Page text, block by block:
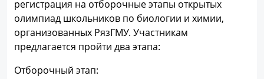
регистрация на отборочные этапы открытых
олимпиад школьников по биологии и химии,
организованных РязГМУ. Участникам
предлагается пройти два этапа:
Отборочный этап: